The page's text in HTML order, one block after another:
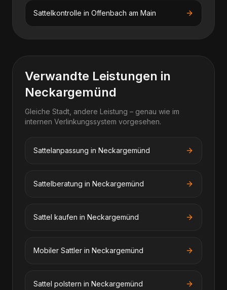
Sattelkontrolle in Offenbach am Main
Verwandte Leistungen in
Neckargemünd
Gleiche Stadt, andere Leistung – genau wie im
internen Verlinkungssystem vorgesehen.
Sattelanpassung in Neckargemünd
Sattelberatung in Neckargemünd
Sattel kaufen in Neckargemünd
Mobiler Sattler in Neckargemünd
Sattel polstern in Neckargemünd